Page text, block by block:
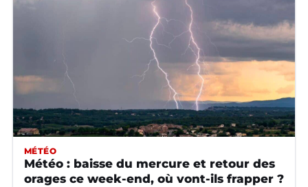
MÉTÉO
Météo : baisse du mercure et retour des
orages ce week-end, où vont-ils frapper ?